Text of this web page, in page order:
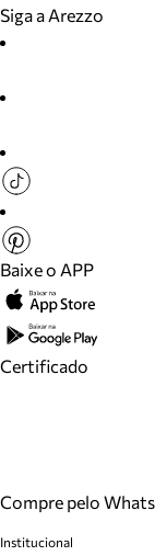
Siga a Arezzo
Baixe o APP
Certificado
Compre pelo
Institucional